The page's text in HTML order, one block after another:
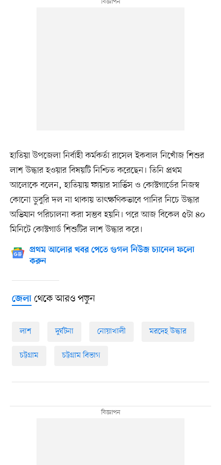
হাতিয়া উপজেলা নির্বাহী কর্মকর্তা রাসেল ইকবাল নিখোঁজ শিশুর
লাশ উদ্ধার হওয়ার বিষয়টি নিশ্চিত করেছেন। তিনি প্রথম
আলোকে বলেন, হাতিয়ায় ফায়ার সার্ভিস ও কোস্টগার্ডের নিজস্ব
কোনো ডুবুরি দল না থাকায় তাৎক্ষণিকভাবে পানির নিচে উদ্ধার
অভিযান পরিচালনা করা সম্ভব হয়নি। পরে আজ বিকেল ৫টা ৪০
মিনিটে কোস্টগার্ড শিশুটির লাশ উদ্ধার করে।
প্রথম আলোর খবর পেতে গুগল নিউজ চ্যানেল ফলো
করুন
জেলাথেকে আরও পড়ুন
লাশ দুর্ঘটনা নোয়াখালী মরদেহ উদ্ধার
চট্টগ্রাম চট্টগ্রাম বিভাগ